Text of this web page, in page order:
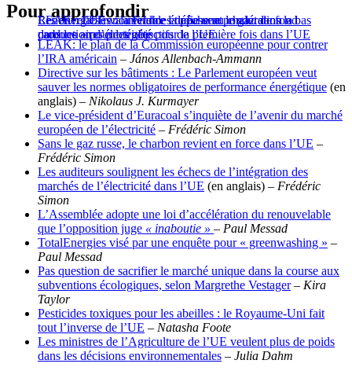
Les énergies renouvelables dépassent le gaz dans la
production d’électricité pour la première fois dans l’UE
LEAK : l’UE va interdire la pêche au chalut de fond
dans les aires protégées
Renouvelables : la France étudie une pondération « bas
carbone » pour les objectifs de l’UE
Pour approfondir
LEAK: le plan de la Commission européenne pour contrer
l’IRA américain – János Allenbach-Ammann
Directive sur les bâtiments : Le Parlement européen veut
sauver les normes obligatoires de performance énergétique (en
anglais) – Nikolaus J. Kurmayer
Le vice-président d’Euracoal s’inquiète de l’avenir du marché
européen de l’électricité – Frédéric Simon
Sans le gaz russe, le charbon revient en force dans l’UE –
Frédéric Simon
Les auditeurs soulignent les échecs de l’intégration des
marchés de l’électricité dans l’UE (en anglais) – Frédéric
Simon
L’Assemblée adopte une loi d’accélération du renouvelable
que l’opposition juge « inaboutie » – Paul Messad
TotalEnergies visé par une enquête pour « greenwashing » –
Paul Messad
Pas question de sacrifier le marché unique dans la course aux
subventions écologiques, selon Margrethe Vestager– Kira
Taylor
Pesticides toxiques pour les abeilles : le Royaume-Uni fait
tout l’inverse de l’UE – Natasha Foote
Les ministres de l’Agriculture de l’UE veulent plus de poids
dans les décisions environnementales – Julia Dahm